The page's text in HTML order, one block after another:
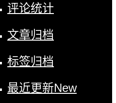
评论统计
文章归档
标签归档
最近更新New